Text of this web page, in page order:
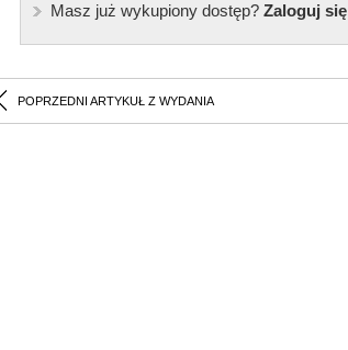
Masz już wykupiony dostęp?Zaloguj się
POPRZEDNI ARTYKUŁ Z WYDANIA